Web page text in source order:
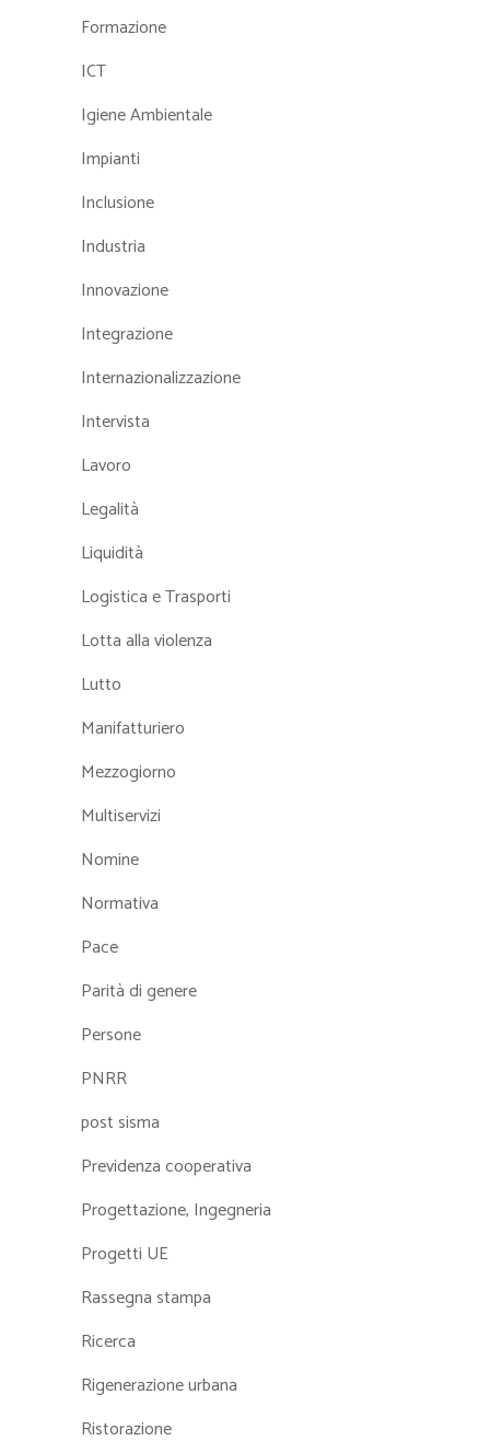
Formazione
ICT
Igiene Ambientale
Impianti
Inclusione
Industria
Innovazione
Integrazione
Internazionalizzazione
Intervista
Lavoro
Legalità
Liquidità
Logistica e Trasporti
Lotta alla violenza
Lutto
Manifatturiero
Mezzogiorno
Multiservizi
Nomine
Normativa
Pace
Parità di genere
Persone
PNRR
post sisma
Previdenza cooperativa
Progettazione, Ingegneria
Progetti UE
Rassegna stampa
Ricerca
Rigenerazione urbana
Ristorazione